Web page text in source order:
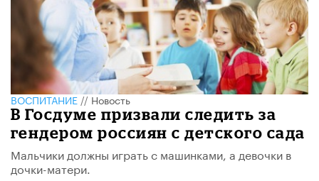
ВОСПИТАНИЕ//Новость
В Госдуме призвали следить за
гендером россиян с детского сада
Мальчики должны играть с машинками, а девочки в
дочки-матери.